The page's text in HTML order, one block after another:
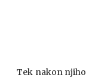
Tek nakon